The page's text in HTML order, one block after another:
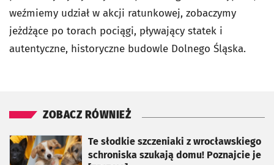
weźmiemy udział w akcji ratunkowej, zobaczymy
jeżdżące po torach pociągi, pływający statek i
autentyczne, historyczne budowle Dolnego Śląska.
ZOBACZ RÓWNIEŻ
Te słodkie szczeniaki z wrocławskiego
schroniska szukają domu! Poznajcie je
otworzy się w nowej karcie